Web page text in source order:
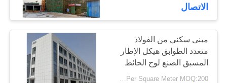
اتصل
أخبار
تصنيع الهيكل الصلب
الاتصال
مبنى سكني من الفولاذ
متعدد الطوابق هيكل الإطار
المسبق الصنع لوح الحائط
المعزول
USD29-USD99 Per Square Meter MOQ:200 متر مربع